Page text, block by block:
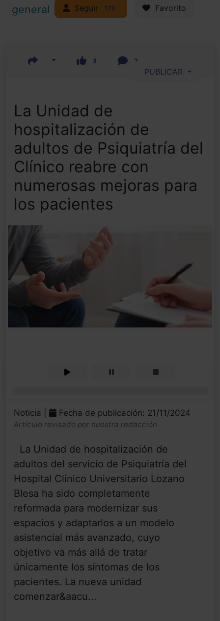
general
Seguir 173 Favorito
3 2
PUBLICAR
La Unidad de
hospitalización de
adultos de Psiquiatría del
Clínico reabre con
numerosas mejoras para
los pacientes
Noticia | Fecha de publicación: 21/11/2024
Artículo revisado por nuestra redacción
La Unidad de hospitalización de
adultos del servicio de Psiquiatría del
Hospital Clínico Universitario Lozano
Blesa ha sido completamente
reformada para modernizar sus
espacios y adaptarlos a un modelo
asistencial más avanzado, cuyo
objetivo va más allá de tratar
únicamente los síntomas de los
pacientes. La nueva unidad
comenzar&aacu...